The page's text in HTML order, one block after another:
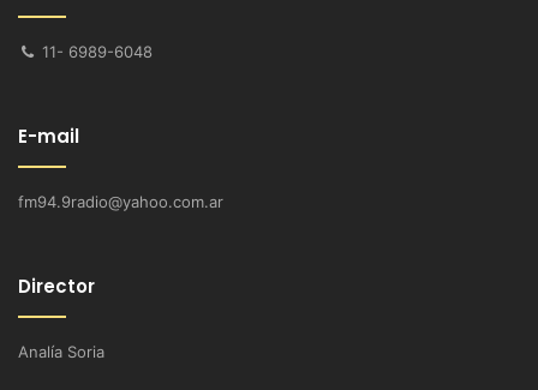
11- 6989-6048
E-mail
fm94.9radio@yahoo.com.ar
Director
Analía Soria